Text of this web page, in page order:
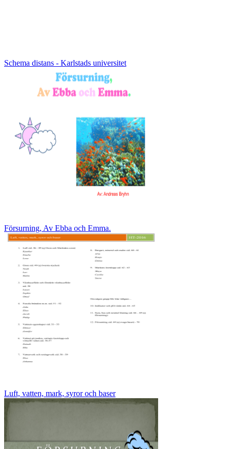
Schema distans - Karlstads universitet
Försurning, Av Ebba och Emma.
Luft, vatten, mark, syror och baser